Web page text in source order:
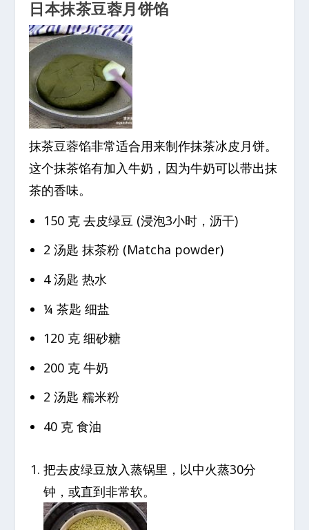
日本抹茶豆蓉月饼馅
抹茶豆蓉馅非常适合用来制作抹茶冰皮月饼。
这个抹茶馅有加入牛奶，因为牛奶可以带出抹
茶的香味。
150 克 去皮绿豆 (浸泡3小时，沥干)
2 汤匙 抹茶粉 (Matcha powder)
4 汤匙 热水
¼ 茶匙 细盐
120 克 细砂糖
200 克 牛奶
2 汤匙 糯米粉
40 克 食油
把去皮绿豆放入蒸锅里，以中火蒸30分
钟，或直到非常软。